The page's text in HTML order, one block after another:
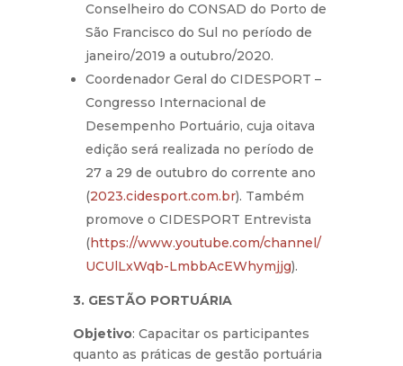
Conselheiro do CONSAD do Porto de
São Francisco do Sul no período de
janeiro/2019 a outubro/2020.
Coordenador Geral do CIDESPORT –
Congresso Internacional de
Desempenho Portuário, cuja oitava
edição será realizada no período de
27 a 29 de outubro do corrente ano
(2023.cidesport.com.br). Também
promove o CIDESPORT Entrevista
(https://www.youtube.com/channel/
UCUlLxWqb-LmbbAcEWhymjjg).
3. GESTÃO PORTUÁRIA
Objetivo: Capacitar os participantes
quanto as práticas de gestão portuária